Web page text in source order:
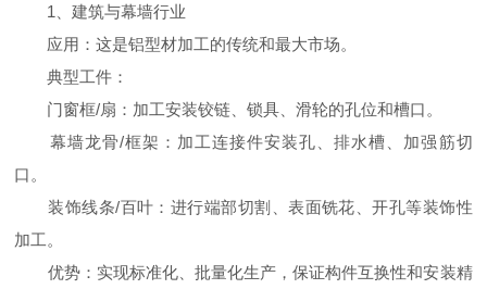
1、建筑与幕墙行业
应用：这是铝型材加工的传统和最大市场。
典型工件：
门窗框/扇：加工安装铰链、锁具、滑轮的孔位和槽口。
幕墙龙骨/框架：加工连接件安装孔、排水槽、加强筋切
口。
装饰线条/百叶：进行端部切割、表面铣花、开孔等装饰性
加工。
优势：实现标准化、批量化生产，保证构件互换性和安装精